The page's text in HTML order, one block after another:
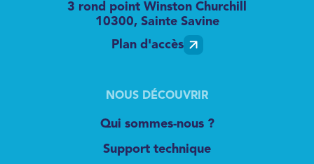
3 rond point Winston Churchill
10300, Sainte Savine
Plan d'accès
NOUS DÉCOUVRIR
Qui sommes-nous ?
Support technique